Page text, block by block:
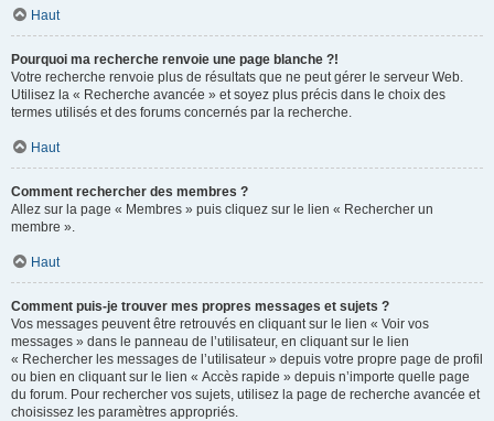
Haut
Pourquoi ma recherche renvoie une page blanche ?!
Votre recherche renvoie plus de résultats que ne peut gérer le serveur Web.
Utilisez la « Recherche avancée » et soyez plus précis dans le choix des
termes utilisés et des forums concernés par la recherche.
Haut
Comment rechercher des membres ?
Allez sur la page « Membres » puis cliquez sur le lien « Rechercher un
membre ».
Haut
Comment puis-je trouver mes propres messages et sujets ?
Vos messages peuvent être retrouvés en cliquant sur le lien « Voir vos
messages » dans le panneau de l’utilisateur, en cliquant sur le lien
« Rechercher les messages de l’utilisateur » depuis votre propre page de profil
ou bien en cliquant sur le lien « Accès rapide » depuis n’importe quelle page
du forum. Pour rechercher vos sujets, utilisez la page de recherche avancée et
choisissez les paramètres appropriés.